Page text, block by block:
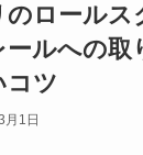
のロールス
ールへの取
コツ
月1日